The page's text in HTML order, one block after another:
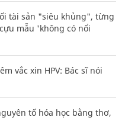
tài sản "siêu khủng", từng
mẫu 'không có nổi
vắc xin HPV: Bác sĩ nói
tố hóa học bằng thơ,